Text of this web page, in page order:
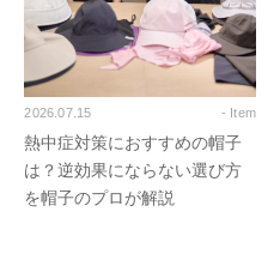
2026.07.15 - Item
熱中症対策におすすめの帽子
は？逆効果にならない選び方
を帽子のプロが解説